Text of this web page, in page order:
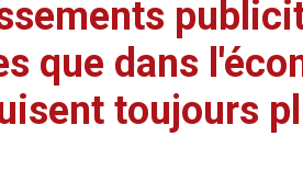
que dans
toujours